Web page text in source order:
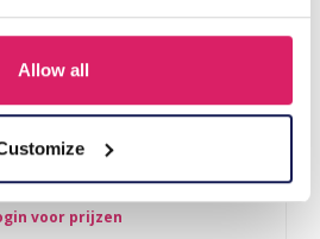
Allow all
voor prijzen